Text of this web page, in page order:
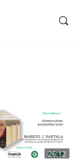
26:12